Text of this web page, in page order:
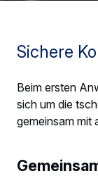
Sichere
Beim ersten
sich um die
gemeinsam mit